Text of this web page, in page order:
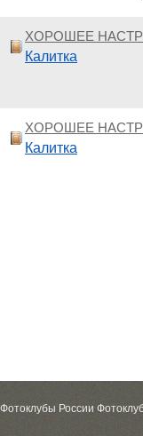
ХОРОШЕЕ
Калитка
ХОРОШЕЕ
Калитка
Фотоклубы России